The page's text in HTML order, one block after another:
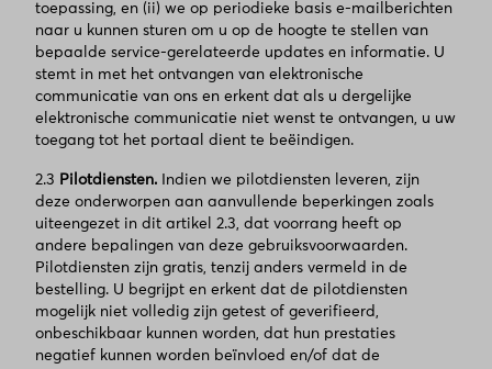
toepassing, en (ii) we op periodieke basis e-mailberichten
naar u kunnen sturen om u op de hoogte te stellen van
bepaalde service-gerelateerde updates en informatie. U
stemt in met het ontvangen van elektronische
communicatie van ons en erkent dat als u dergelijke
elektronische communicatie niet wenst te ontvangen, u uw
toegang tot het portaal dient te beëindigen.
2.3 Pilotdiensten. Indien we pilotdiensten leveren, zijn
deze onderworpen aan aanvullende beperkingen zoals
uiteengezet in dit artikel 2.3, dat voorrang heeft op
andere bepalingen van deze gebruiksvoorwaarden.
Pilotdiensten zijn gratis, tenzij anders vermeld in de
bestelling. U begrijpt en erkent dat de pilotdiensten
mogelijk niet volledig zijn getest of geverifieerd,
onbeschikbaar kunnen worden, dat hun prestaties
negatief kunnen worden beïnvloed en/of dat de